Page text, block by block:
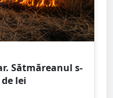
Sătmăreanul s-
lei